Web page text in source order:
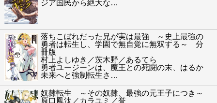
ジア国民から絶大な…
落ちこぼれだった兄が実は最強 ～史上最強の
勇者は転生し、学園で無自覚に無双する～ 分
冊版
村上よしゆき／茨木野／あるてら
勇者ユージーンは、魔王との死闘の末、はるか
未来へと強制転生さ …
奴隷転生 ～その奴隷、最強の元王子につき～
原口鳳汰／カラユミ／誉